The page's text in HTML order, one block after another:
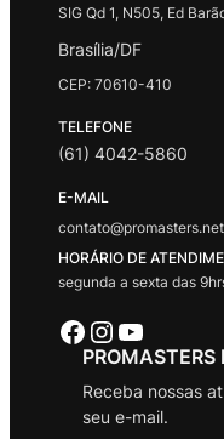
SIG Qd 1, N505, Ed
Brasília/DF
CEP: 70610-410
TELEFONE
(61) 4042-5860
E-MAIL
HORÁRIO DE
segunda a sexta das
Facebook Instagram Youtube
PROMASTERS
Receba nossas
seu e-mail.